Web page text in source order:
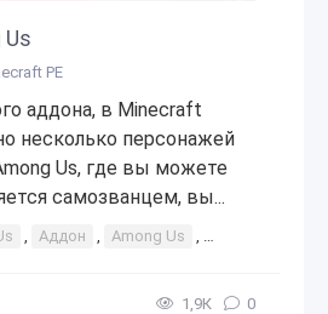
PE
аддона, в Minecraft
несколько персонажей
Us, где вы можете
самозванцем, вы...
, Аддон , Among Us , Among
1,9К 0